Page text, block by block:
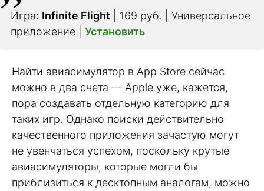
Игра: Infinite Flight | 169 руб. | Универсальное
приложение | Установить
Найти авиасимулятор в App Store сейчас
можно в два счета — Apple уже, кажется,
пора создавать отдельную категорию для
таких игр. Однако поиски действительно
качественного приложения зачастую могут
не увенчаться успехом, поскольку крутые
авиасимуляторы, которые могли бы
приблизиться к десктопным аналогам, можно